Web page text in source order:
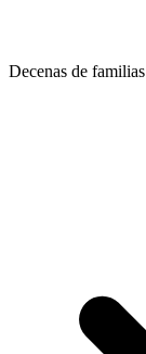
Decenas de familias